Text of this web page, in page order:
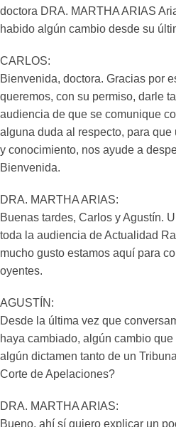
doctora DRA. MARTHA ARIAS
habido algún cambio desde su
CARLOS:
Bienvenida, doctora. Gracias por
queremos, con su permiso, darle
audiencia de que se comunique
alguna duda al respecto, para
y conocimiento, nos ayude a
Bienvenida.
DRA. MARTHA ARIAS:
Buenas tardes, Carlos y Agustín.
toda la audiencia de Actualidad
mucho gusto estamos aquí para
oyentes.
AGUSTÍN:
Desde la última vez que
haya cambiado, algún cambio
algún dictamen tanto de un
Corte de Apelaciones?
DRA. MARTHA ARIAS:
Bueno, ahí sí quiero explicar un